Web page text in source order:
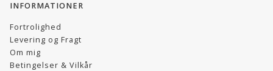
INFORMATIONER
Fortrolighed
Levering og Fragt
Om mig
Betingelser & Vilkår